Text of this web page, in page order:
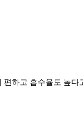
하고 흡수율도 높다